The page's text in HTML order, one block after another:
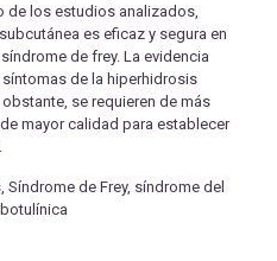
de los estudios analizados,
es eficaz y segura en
de frey. La evidencia
de la hiperhidrosis
se requieren de más
mayor calidad para establecer
Síndrome de Frey, síndrome del